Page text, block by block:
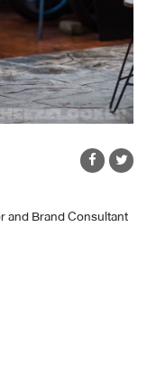
and Brand Consultant